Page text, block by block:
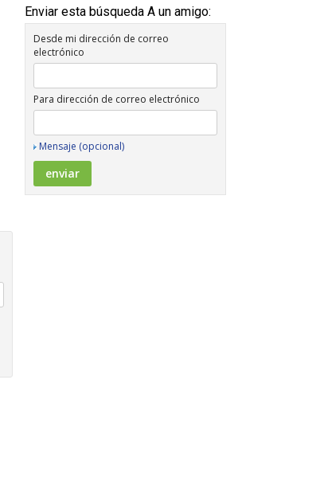
Enviar esta búsqueda A un amigo:
Desde mi dirección de correo
electrónico
Para dirección de correo electrónico
Mensaje (opcional)